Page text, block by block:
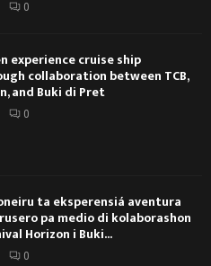
0
experience cruise ship
collaboration between TCB,
and Buki di Pret
0
ta eksperensiá aventura
pa medio di kolaborashon
Horizon i Buki...
0